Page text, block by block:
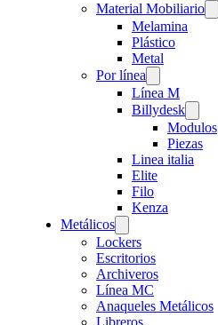
Material Mobiliario
Melamina
Plástico
Metal
Por línea
Línea M
Billydesk
Modulos
Piezas
Linea italia
Elite
Filo
Kenza
Metálicos
Lockers
Escritorios
Archiveros
Línea MC
Anaqueles Metálicos
Libreros